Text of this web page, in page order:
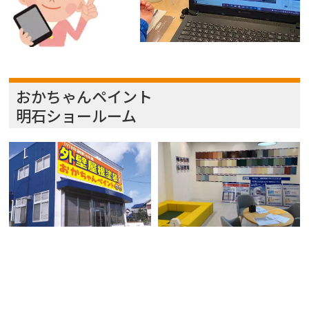
おかちゃんペイント
明石ショールーム